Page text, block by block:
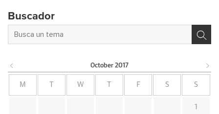
Buscador
October 2017
M W F S S
1